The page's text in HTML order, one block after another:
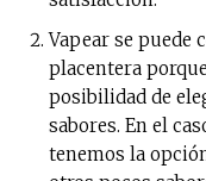
Vapear se puede
placentera
posibilidad de
sabores. En el
tenemos la